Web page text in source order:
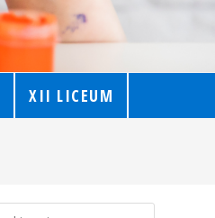
XII LICEUM